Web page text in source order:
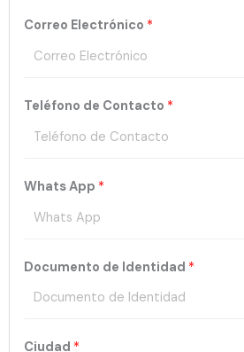
Correo Electrónico *
Teléfono de Contacto *
Whats App *
Documento de Identidad *
Ciudad *